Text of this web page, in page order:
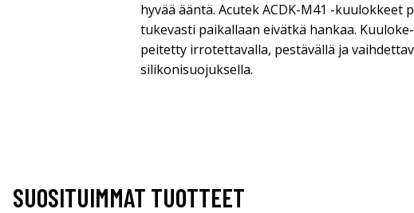
hyvää ääntä. Acutek ACDK-M41 -kuulokkeet
tukevasti paikallaan eivätkä hankaa.
peitetty irrotettavalla, pestävällä ja
silikonisuojuksella.
SUOSITUIMMAT TUOTTEET